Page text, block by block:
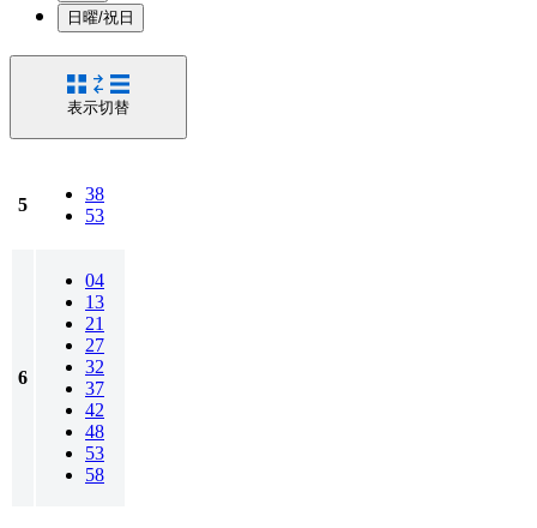
日曜/祝日
表示切替
5
38
53
6
04
13
21
27
32
37
42
48
53
58